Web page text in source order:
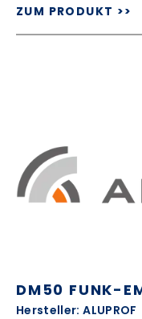
ZUM PRODUKT >>
DM50 FUNK-
Hersteller: ALUPROF